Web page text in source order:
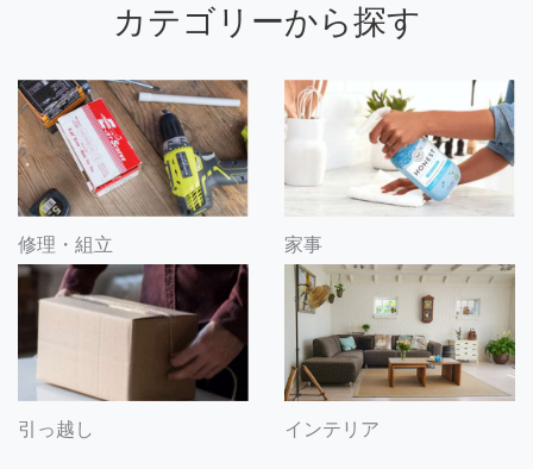
カテゴリーから探す
修理・組立 家事
引っ越し インテリア